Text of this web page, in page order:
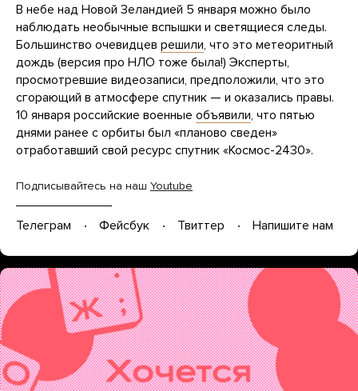
В небе над Новой Зеландией 5 января можно было
наблюдать необычные вспышки и светящиеся следы.
Большинство очевидцев решили, что это метеоритный
дождь (версия про НЛО тоже была!) Эксперты,
просмотревшие видеозаписи, предположили, что это
сгорающий в атмосфере спутник — и оказались правы.
10 января российские военные объявили, что пятью
днями ранее с орбиты был «планово сведен»
отработавший свой ресурс спутник «Космос-2430».
Подписывайтесь на наш Youtube
Телеграм Фейсбук Твиттер Напишите нам